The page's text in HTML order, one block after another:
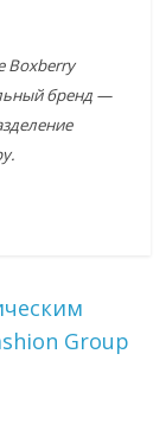
Boxberry
бренд —
Group